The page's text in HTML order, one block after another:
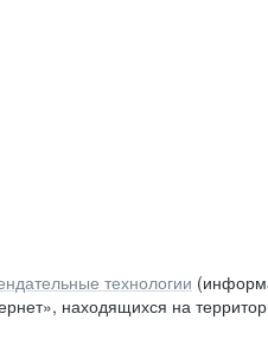
технологии
находящихся на